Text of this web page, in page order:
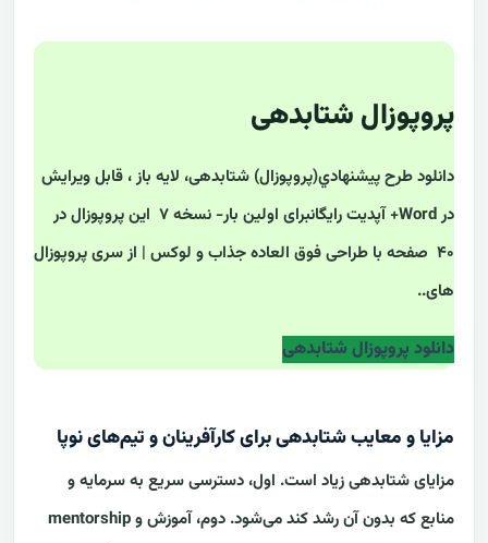
پروپوزال شتابدهی
دانلود طرح پيشنهادي(پروپوزال) شتابدهی، لایه باز ، قابل ویرایش
در Word+ آپدیت رایگانبرای اولین بار- نسخه ۷ این پروپوزال در
۴۰ صفحه با طراحی فوق العاده جذاب و لوکس | از سری پروپوزال
های..
دانلود پروپوزال شتابدهی
مزایا و معایب شتابدهی برای کارآفرینان و تیم‌های نوپا
مزایای شتابدهی زیاد است. اول، دسترسی سریع به سرمایه و
منابع که بدون آن رشد کند می‌شود. دوم، آموزش و mentorship